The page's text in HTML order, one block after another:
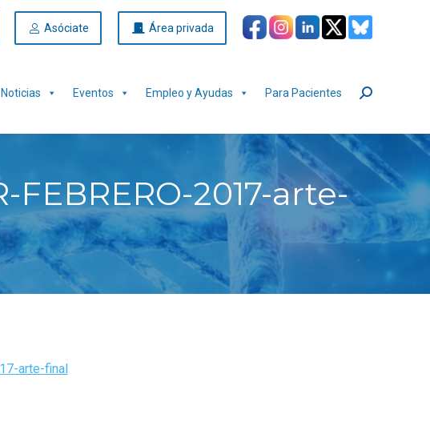
Asóciate Área privada
Noticias Eventos Empleo y Ayudas Para Pacientes Buscar:
2017-arte-
arte-final